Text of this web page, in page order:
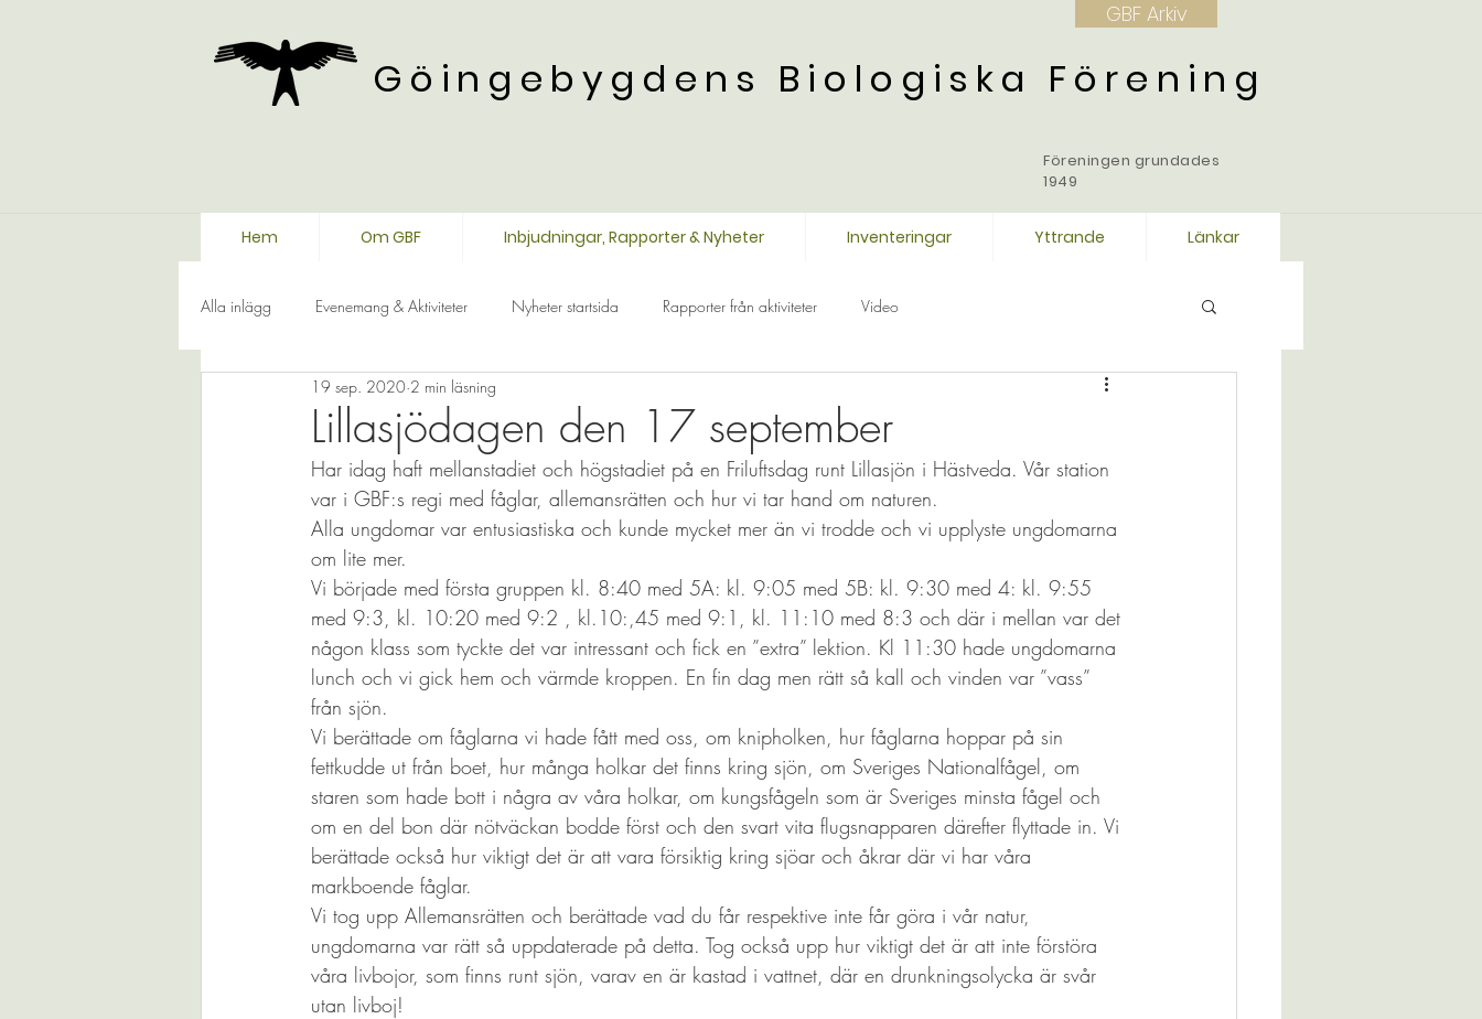
GBF Arkiv
Göingebygdens Biologiska Förening
Föreningen grundades
1949
Hem Om GBF Inbjudningar, Rapporter & Nyheter Inventeringar Yttrande Länkar
Alla inlägg Evenemang & Aktiviteter Nyheter startsida Rapporter från aktiviteter Video
Lillasjödagen den 17 september
19 sep. 2020 2 min läsning
Har idag haft mellanstadiet och högstadiet på en Friluftsdag runt Lillasjön i Hästveda. Vår station
var i GBF:s regi med fåglar, allemansrätten och hur vi tar hand om naturen.
Alla ungdomar var entusiastiska och kunde mycket mer än vi trodde och vi upplyste ungdomarna
om lite mer.
Vi började med första gruppen kl. 8:40 med 5A: kl. 9:05 med 5B: kl. 9:30 med 4: kl. 9:55
med 9:3, kl. 10:20 med 9:2 , kl.10:,45 med 9:1, kl. 11:10 med 8:3 och där i mellan var det
någon klass som tyckte det var intressant och fick en ”extra” lektion. Kl 11:30 hade ungdomarna
lunch och vi gick hem och värmde kroppen. En fin dag men rätt så kall och vinden var ”vass”
från sjön.
Vi berättade om fåglarna vi hade fått med oss, om knipholken, hur fåglarna hoppar på sin
fettkudde ut från boet, hur många holkar det finns kring sjön, om Sveriges Nationalfågel, om
staren som hade bott i några av våra holkar, om kungsfågeln som är Sveriges minsta fågel och
om en del bon där nötväckan bodde först och den svart vita flugsnapparen därefter flyttade in. Vi
berättade också hur viktigt det är att vara försiktig kring sjöar och åkrar där vi har våra
markboende fåglar.
Vi tog upp Allemansrätten och berättade vad du får respektive inte får göra i vår natur,
ungdomarna var rätt så uppdaterade på detta. Tog också upp hur viktigt det är att inte förstöra
våra livbojor, som finns runt sjön, varav en är kastad i vattnet, där en drunkningsolycka är svår
utan livboj!